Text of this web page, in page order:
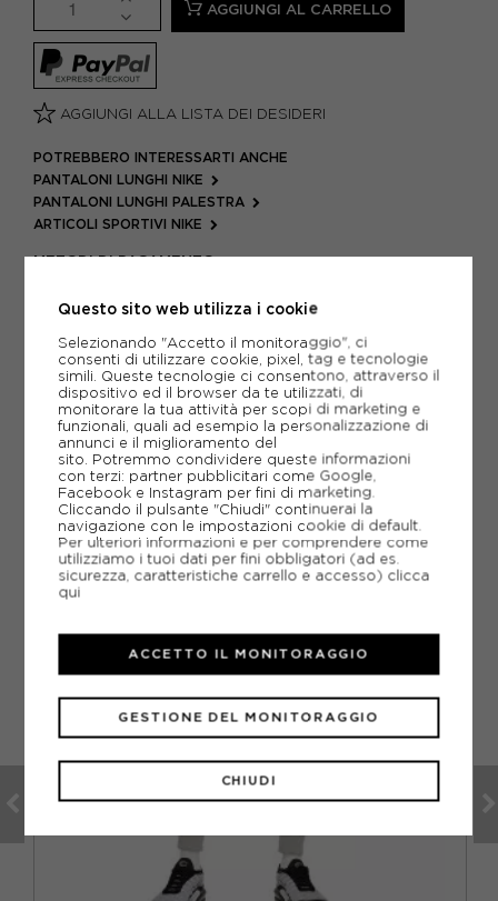
AGGIUNGI AL CARRELLO
AGGIUNGI ALLA LISTA DEI DESIDERI
POTREBBERO INTERESSARTI ANCHE
PANTALONI LUNGHI NIKE
PANTALONI LUNGHI PALESTRA
ARTICOLI SPORTIVI NIKE
METODI DI PAGAMENTO
PIÙ INFORMAZIONI
SCHEDA TECNICA
GUIDA ALLE TAGLIE
CONSIGLIATI DA NOI
Questo sito web utilizza i cookie
Selezionando "Accetto il monitoraggio", ci
consenti di utilizzare cookie, pixel, tag e tecnologie
simili. Queste tecnologie ci consentono, attraverso il
dispositivo ed il browser da te utilizzati, di
monitorare la tua attività per scopi di marketing e
funzionali, quali ad esempio la personalizzazione di
annunci e il miglioramento del
sito. Potremmo condividere queste informazioni
con terzi: partner pubblicitari come Google,
Facebook e Instagram per fini di marketing.
Cliccando il pulsante "Chiudi" continuerai la
navigazione con le impostazioni cookie di default.
Per ulteriori informazioni e per comprendere come
utilizziamo i tuoi dati per fini obbligatori (ad es.
sicurezza, caratteristiche carrello e accesso) clicca
qui
CHIUDI
GESTIONE DEL MONITORAGGIO
ACCETTO IL MONITORAGGIO